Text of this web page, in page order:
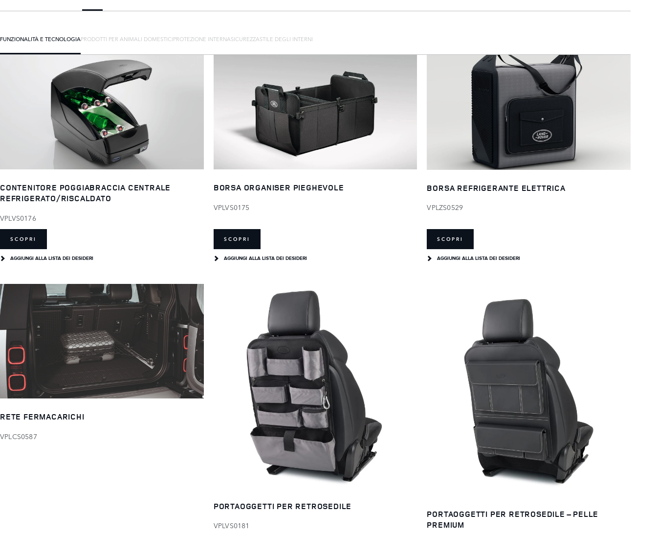
FUNZIONALITÀ E TECNOLOGIAPRODOTTI PER ANIMALI DOMESTICIPROTEZIONE INTERNASICUREZZASTILE DEGLI INTERNI
CONTENITORE POGGIABRACCIA CENTRALE
REFRIGERATO/RISCALDATO
VPLVS0176
SCOPRI
AGGIUNGI ALLA LISTA DEI DESIDERI
BORSA ORGANISER PIEGHEVOLE
VPLVS0175
SCOPRI
AGGIUNGI ALLA LISTA DEI DESIDERI
BORSA REFRIGERANTE ELETTRICA
VPLZS0529
SCOPRI
AGGIUNGI ALLA LISTA DEI DESIDERI
RETE FERMACARICHI
VPLCS0587
PORTAOGGETTI PER RETROSEDILE
VPLVS0181
PORTAOGGETTI PER RETROSEDILE – PELLE
PREMIUM